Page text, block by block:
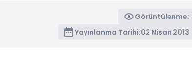
Görüntülenme:
Yayınlanma Tarihi:02 Nisan 2013